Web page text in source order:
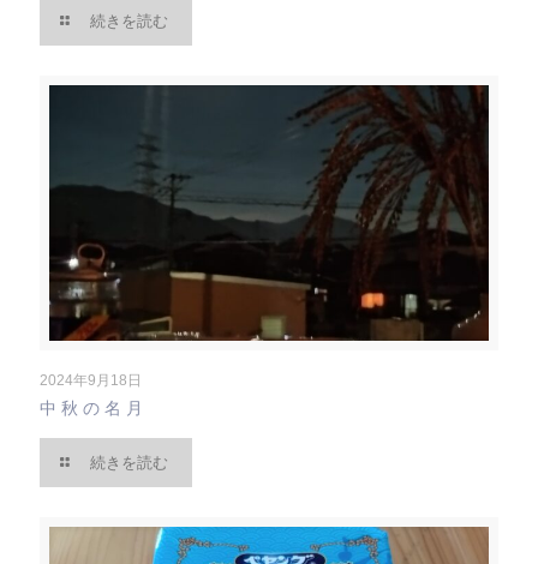
続きを読む
2024年9月18日
中秋の名月
続きを読む